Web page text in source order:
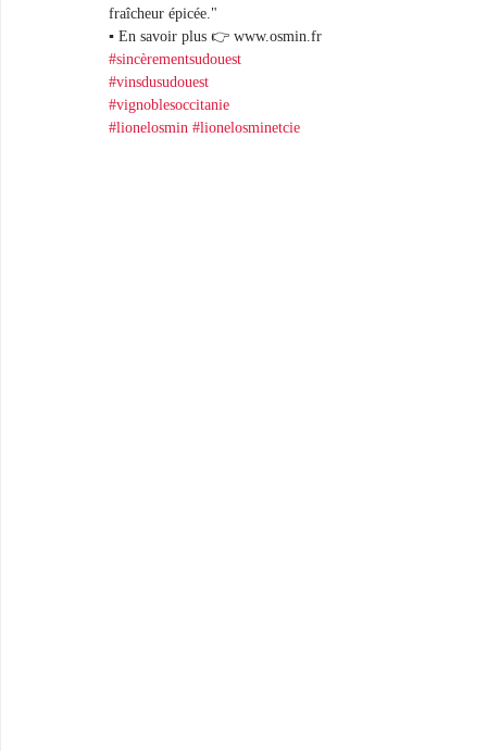
fraîcheur épicée."
▪︎ En savoir plus 👉 www.osmin.fr
#sincèrementsudouest
#vinsdusudouest
#vignoblesoccitanie
#lionelosmin #lionelosminetcie